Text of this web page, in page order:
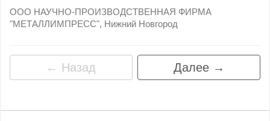
ООО НАУЧНО-ПРОИЗВОДСТВЕННАЯ ФИРМА
"МЕТАЛЛИМПРЕСС", Нижний Новгород
← Назад Далее →